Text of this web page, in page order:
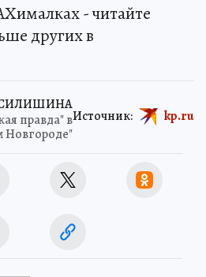
- читайте
других в
правда" вИсточник: kp.ru